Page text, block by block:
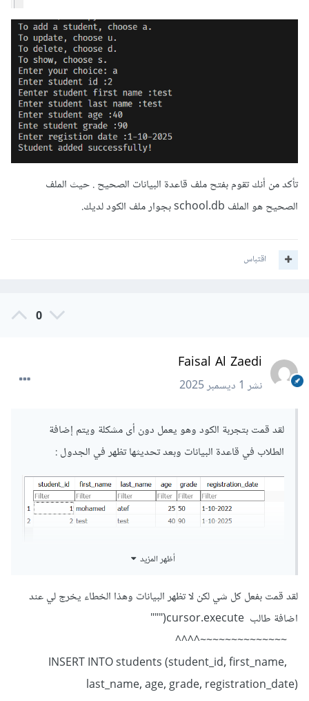
تأكد من أنك تقوم بفتح ملف قاعدة البيانات الصحيح . حيث الملف
الصحيح هو الملف school.db بجوار ملف الكود لديك.
اقتباس
0
Faisal Al Zaedi
نشر1 ديسمبر 2025
لقد قمت بتجربة الكود وهو يعمل دون أى مشكلة ويتم إضافة
الطلاب في قاعدة البيانات وبعد تحديثها تظهر في الجدول
أظهر المزيد
لقد قمت بفعل كل شي لكن لا تظهر البيانات وهذا الخطاء يخرج لي عند
اضافة طالب cursor.execute("""
~~~~~~~~~~~~~~^^^^
INSERT INTO students (student_id, first_name,
last_name, age, grade, registration_date)